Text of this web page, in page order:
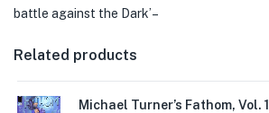
battle against the Dark’–
Related products
Michael Turner’s Fathom, Vol.